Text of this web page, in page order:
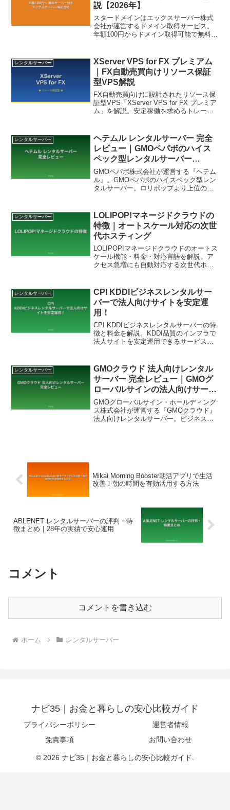
説【2026年】
スタードメインはエックスサーバー株式
会社が運営するドメイン取得サービス。
年額100円からドメイン取得可能で無料サ
レンタルサーバー
XServer VPS for FX プレミアム
｜FX自動売買向けリソース保証
型VPS解説
FX自動売買向けに設計されたリソース保
証型VPS「XServer VPS for FX プレミア
ム」を解説。安定稼働を求めるトレーダ
レンタルサーバー
ヘテムル レンタルサーバー 完全
レビュー｜GMOペパボのハイス
ペック型レンタルサーバー
【2026年8月最新】
GMOペパボ株式会社が運営する『ヘテム
ル』。GMOペパボのハイスペック型レン
タルサーバー。ロリポップより上位の本
レンタルサーバー
LOLIPOP!マネージドクラウドの
特徴｜オートスケール対応の次世
代ホスティング
LOLIPOP!マネージドクラウドのオートス
ケール機能・料金・対応言語を解説。ア
クセス急増にも自動対応する次世代ホス
レンタルサーバー
CPI KDDIビジネスレンタルサー
バーで法人向けサイトを安定運
用！
CPI KDDIビジネスレンタルサーバーの特
徴と料金を解説。KDDI品質のインフラで
法人サイトを安定運用できるサービスを
レンタルサーバー
GMOクラウド 法人向けレンタル
サーバー 完全レビュー｜GMOグ
ローバルサインの法人向けサーバ
ー【2026年8月最新】
GMOグローバルサイン・ホールディング
ス株式会社が運営する『GMOクラウド』
法人向けレンタルサーバー。ビジネスサ
Mikai Morning Booster朝活アプリで生活
改善！朝の時間を有効活用する方法
ABLENET レンタルサーバーの評判・特
徴まとめ｜28年の実績で安心運用
コメント
コメントを書き込む
ホーム レンタルサーバー
ナビ35｜お金と暮らしの安心比較ガイド
プライバシーポリシー
運営者情報
免責事項
お問い合わせ
© 2026 ナビ35｜お金と暮らしの安心比較ガイド.